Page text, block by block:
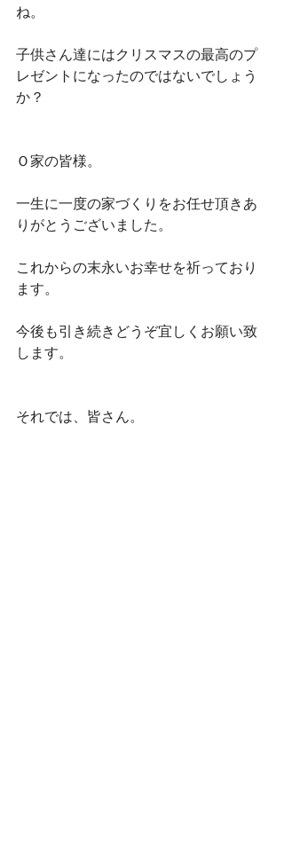
ね。
子供さん達にはクリスマスの最高のプ
レゼントになったのではないでしょう
か？
Ｏ家の皆様。
一生に一度の家づくりをお任せ頂きあ
りがとうございました。
これからの末永いお幸せを祈っており
ます。
今後も引き続きどうぞ宜しくお願い致
します。
それでは、皆さん。